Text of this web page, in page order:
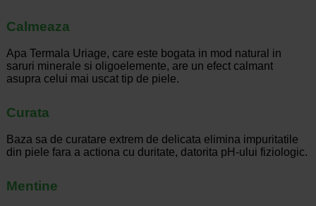
Calmeaza
Apa Termala Uriage, care este bogata in mod natural in
saruri minerale si oligoelemente, are un efect calmant
asupra celui mai uscat tip de piele.
Curata
Baza sa de curatare extrem de delicata elimina impuritatile
din piele fara a actiona cu duritate, datorita pH-ului fiziologic.
Mentine